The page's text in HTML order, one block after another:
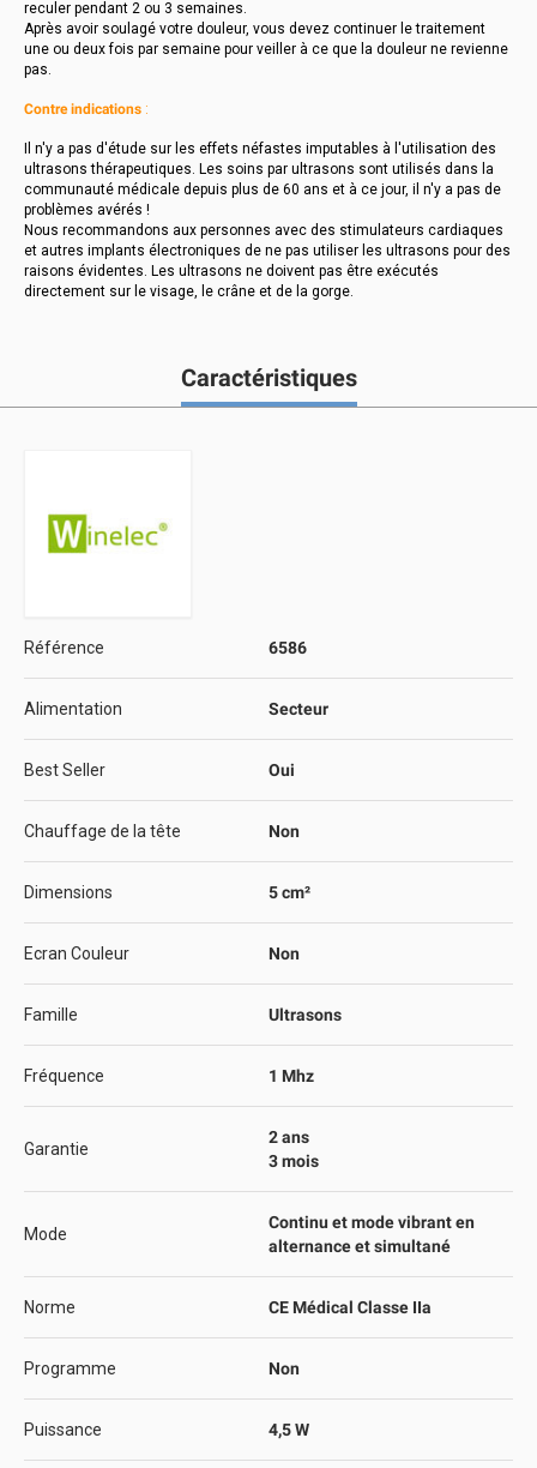
reculer pendant 2 ou 3 semaines.
Après avoir soulagé votre douleur, vous devez continuer le traitement
une ou deux fois par semaine pour veiller à ce que la douleur ne revienne
pas.
Contre indications :
Il n'y a pas d'étude sur les effets néfastes imputables à l'utilisation des
ultrasons thérapeutiques. Les soins par ultrasons sont utilisés dans la
communauté médicale depuis plus de 60 ans et à ce jour, il n'y a pas de
problèmes avérés !
Nous recommandons aux personnes avec des stimulateurs cardiaques
et autres implants électroniques de ne pas utiliser les ultrasons pour des
raisons évidentes. Les ultrasons ne doivent pas être exécutés
directement sur le visage, le crâne et de la gorge.
Caractéristiques
Référence 6586
Alimentation Secteur
Best Seller Oui
Chauffage de la tête Non
Dimensions 5 cm²
Ecran Couleur Non
Famille Ultrasons
Fréquence 1 Mhz
Garantie
2 ans
3 mois
Mode
Continu et mode vibrant en
alternance et simultané
Norme CE Médical Classe IIa
Programme Non
Puissance 4,5 W